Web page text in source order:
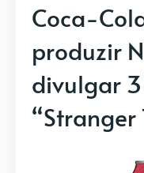
Coca-
produzir
divulgar
“Stranger